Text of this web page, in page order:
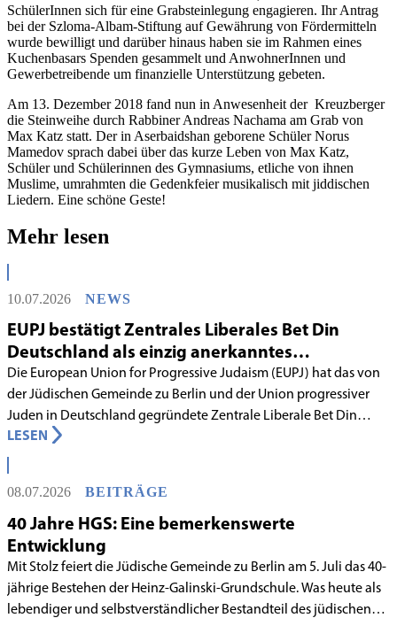
SchülerInnen sich für eine Grabsteinlegung engagieren. Ihr Antrag
bei der Szloma-Albam-Stiftung auf Gewährung von Fördermitteln
wurde bewilligt und darüber hinaus haben sie im Rahmen eines
Kuchenbasars Spenden gesammelt und AnwohnerInnen und
Gewerbetreibende um finanzielle Unterstützung gebeten.
Am 13. Dezember 2018 fand nun in Anwesenheit der Kreuzberger
die Steinweihe durch Rabbiner Andreas Nachama am Grab von
Max Katz statt. Der in Aserbaidshan geborene Schüler Norus
Mamedov sprach dabei über das kurze Leben von Max Katz,
Schüler und Schülerinnen des Gymnasiums, etliche von ihnen
Muslime, umrahmten die Gedenkfeier musikalisch mit jiddischen
Liedern. Eine schöne Geste!
Mehr lesen
10.07.2026 NEWS
EUPJ bestätigt Zentrales Liberales Bet Din
Deutschland als einzig anerkanntes
liberales Rabbinatsgericht
Die European Union for Progressive Judaism (EUPJ) hat das von
der Jüdischen Gemeinde zu Berlin und der Union progressiver
Juden in Deutschland gegründete Zentrale Liberale Bet Din
Deutschland mit Wirkung zum 1. Juni 2026 als anerkanntes
Rabbinatsgericht aufgenommen.
LESEN
08.07.2026 BEITRÄGE
40 Jahre HGS: Eine bemerkenswerte
Entwicklung
Mit Stolz feiert die Jüdische Gemeinde zu Berlin am 5. Juli das 40-
jährige Bestehen der Heinz-Galinski-Grundschule. Was heute als
lebendiger und selbstverständlicher Bestandteil des jüdischen